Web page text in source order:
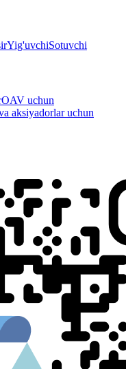
Yig'uvchiSotuvchi
OAV uchun
aksiyadorlar uchun